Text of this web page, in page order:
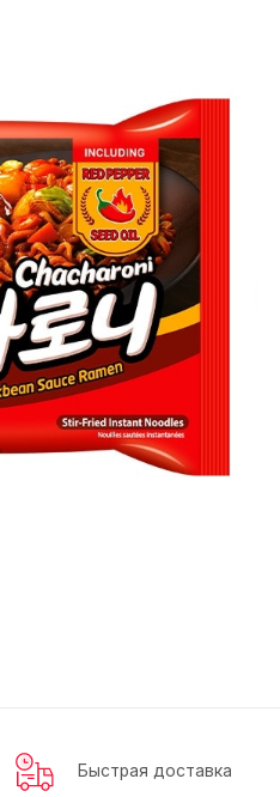
Быстрая доставка